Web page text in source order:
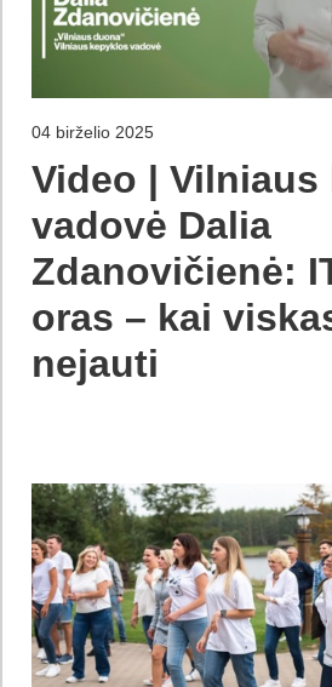
04 birželio 2025
Video |
vadovė Dalia
Zdanovičienė:
oras – kai
nejauti